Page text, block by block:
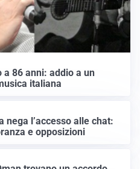
a 86 anni: addio a un
italiana
nega l’accesso alle chat:
e opposizioni